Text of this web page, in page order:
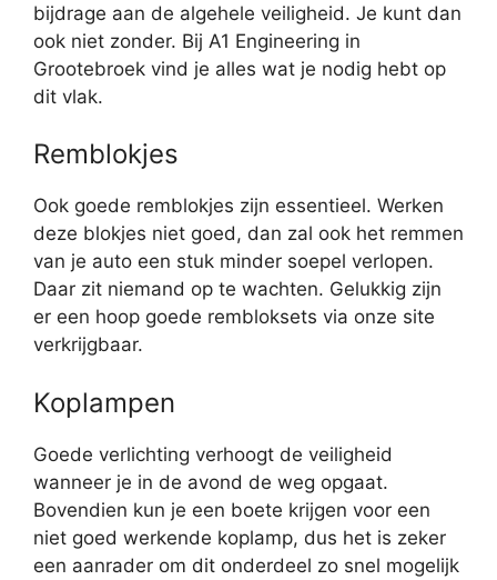
bijdrage aan de algehele veiligheid. Je kunt dan
ook niet zonder. Bij A1 Engineering in
Grootebroek vind je alles wat je nodig hebt op
dit vlak.
Remblokjes
Ook goede remblokjes zijn essentieel. Werken
deze blokjes niet goed, dan zal ook het remmen
van je auto een stuk minder soepel verlopen.
Daar zit niemand op te wachten. Gelukkig zijn
er een hoop goede rembloksets via onze site
verkrijgbaar.
Koplampen
Goede verlichting verhoogt de veiligheid
wanneer je in de avond de weg opgaat.
Bovendien kun je een boete krijgen voor een
niet goed werkende koplamp, dus het is zeker
een aanrader om dit onderdeel zo snel mogelijk